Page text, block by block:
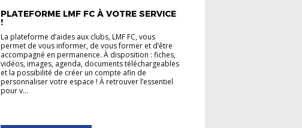
PLATEFORME LMF FC À VOTRE SERVICE
!
La plateforme d’aides aux clubs, LMF FC, vous
permet de vous informer, de vous former et d’être
accompagné en permanence. À disposition : fiches,
vidéos, images, agenda, documents téléchargeables
et la possibilité de créer un compte afin de
personnaliser votre espace ! À retrouver l’essentiel
pour v...